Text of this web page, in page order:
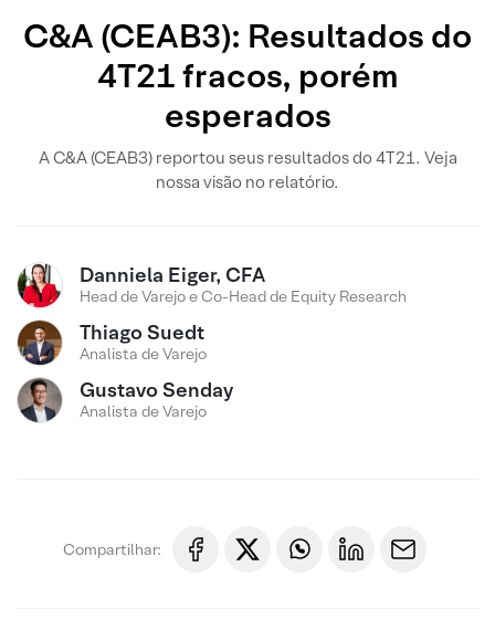
C&A (CEAB3): Resultados do
4T21 fracos, porém
esperados
A C&A (CEAB3) reportou seus resultados do 4T21. Veja
nossa visão no relatório.
Danniela Eiger, CFA
Head de Varejo e Co-Head de Equity Research
Thiago Suedt
Analista de Varejo
Gustavo Senday
Analista de Varejo
Compartilhar: